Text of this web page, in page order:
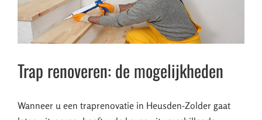
Trap renoveren: de mogelijkheden
Wanneer u een traprenovatie in Heusden-Zolder gaat